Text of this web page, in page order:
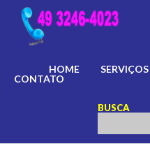
HOME SERVIÇOS
CONTATO
BUSCA